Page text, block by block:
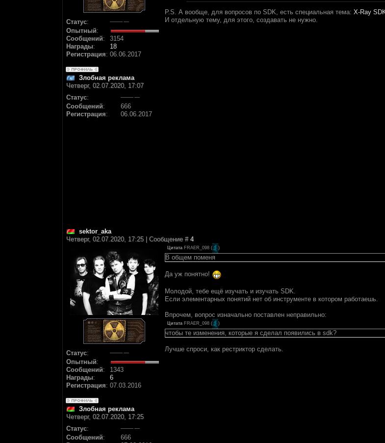
Статус:
Опытный:
Сообщений:
3154
Награды:
18
Регистрация: 06.06.2017
P.S. А вообще, для вопросов по SDK, есть специальная тема: X-Ray
И отдельную тему, для этого, создавать не нужно.
Злобная реклама
Четверг, 02.07.2020, 17:07
Статус:
Сообщений:
666
Регистрация: 06.06.2017
sektor_aka
Четверг, 02.07.2020, 17:25 | Сообщение # 4
Статус:
Опытный:
Сообщений:
1343
Награды:
6
Регистрация: 07.03.2016
Цитата FRAER_098 ( )
В общем поменя
Да уж понятно!
Молодой, тебе ещё изучать и изучать SDK.
Если элементарных понятий нет об инструменте в котором работаешь.
Впрочем, вопрос изначально поставлен неправильно:
Цитата FRAER_098 ( )
чтобы те изменения, которые я сделал появились в sdk?
Лучше спроси, как рестриктор сделать.
Злобная реклама
Четверг, 02.07.2020, 17:25
Статус:
Сообщений:
666